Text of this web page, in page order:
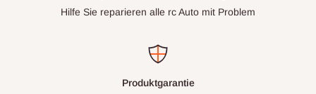
Hilfe Sie reparieren alle rc Auto mit Problem
Produktgarantie